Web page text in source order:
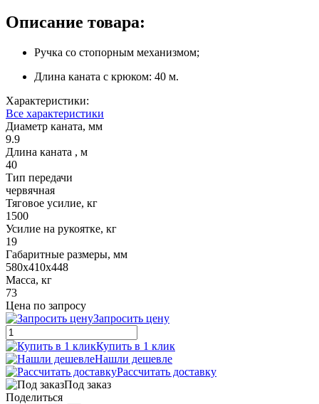
Описание товара:
Ручка со стопорным механизмом;
Длина каната с крюком: 40 м.
Характеристики:
Все характеристики
Диаметр каната, мм
9.9
Длина каната , м
40
Тип передачи
червячная
Тяговое усилие, кг
1500
Усилие на рукоятке, кг
19
Габаритные размеры, мм
580x410x448
Масса, кг
73
Цена по запросу
Запросить цену
Купить в 1 клик
Нашли дешевле
Рассчитать доставку
Под заказ
Поделиться